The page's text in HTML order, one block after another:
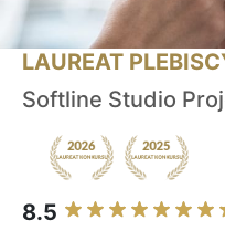
LAUREAT
Softline Studio
8.5